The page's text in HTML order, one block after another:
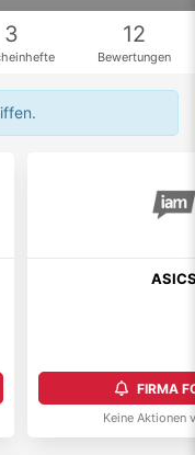
3 12
Bewertungen
FIRMA
Keine Aktionen